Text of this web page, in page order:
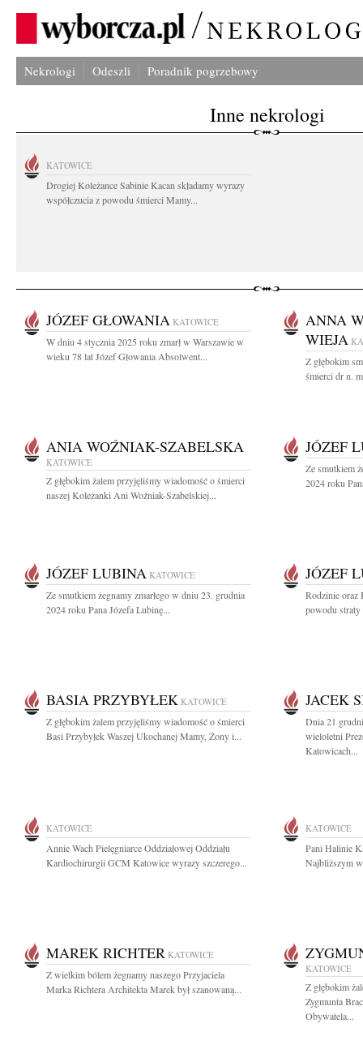
Nekrologi Odeszli Poradnik pogrzebowy
Inne nekrologi
KATOWICE
Drogiej Koleżance Sabinie Kacan składamy wyrazy
współczucia z powodu śmierci Mamy...
JÓZEF GŁOWANIA KATOWICE
W dniu 4 stycznia 2025 roku zmarł w Warszawie w
wieku 78 lat Józef Głowania Absolwent...
ANNA
WIEJA
Z głębokim
śmierci dr n.
ANIA WOŹNIAK-SZABELSKA
KATOWICE
Z głębokim żalem przyjęliśmy wiadomość o śmierci
naszej Koleżanki Ani Woźniak-Szabelskiej...
JÓZEF
Ze smutkiem
2024 roku
JÓZEF LUBINA KATOWICE
Ze smutkiem żegnamy zmarłego w dniu 23. grudnia
2024 roku Pana Józefa Lubinę...
JÓZEF
Rodzinie oraz
powodu straty
BASIA PRZYBYŁEK KATOWICE
Z głębokim żalem przyjęliśmy wiadomość o śmierci
Basi Przybyłek Waszej Ukochanej Mamy, Żony i...
JACEK
Dnia 21
wieloletni
Katowicach...
KATOWICE
Annie Wach Pielęgniarce Oddziałowej Oddziału
Kardiochirurgii GCM Katowice wyrazy szczerego...
KATOWICE
Pani Halinie
Najbliższym
MAREK RICHTER KATOWICE
Z wielkim bólem żegnamy naszego Przyjaciela
Marka Richtera Architekta Marek był szanowaną...
KATOWICE
Z głębokim
Zygmunta
Obywatela...